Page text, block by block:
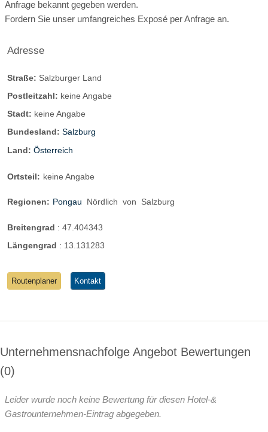
Anfrage bekannt gegeben werden.
Fordern Sie unser umfangreiches Exposé per Anfrage an.
Adresse
Straße: Salzburger Land
Postleitzahl: keine Angabe
Stadt: keine Angabe
Bundesland: Salzburg
Land: Österreich
Ortsteil: keine Angabe
Regionen: Pongau Nördlich von Salzburg
Breitengrad : 47.404343
Längengrad : 13.131283
Routenplaner Kontakt
Unternehmensnachfolge Angebot Bewertungen
0
Leider wurde noch keine Bewertung für diesen Hotel-&
Gastrounternehmen-Eintrag abgegeben.